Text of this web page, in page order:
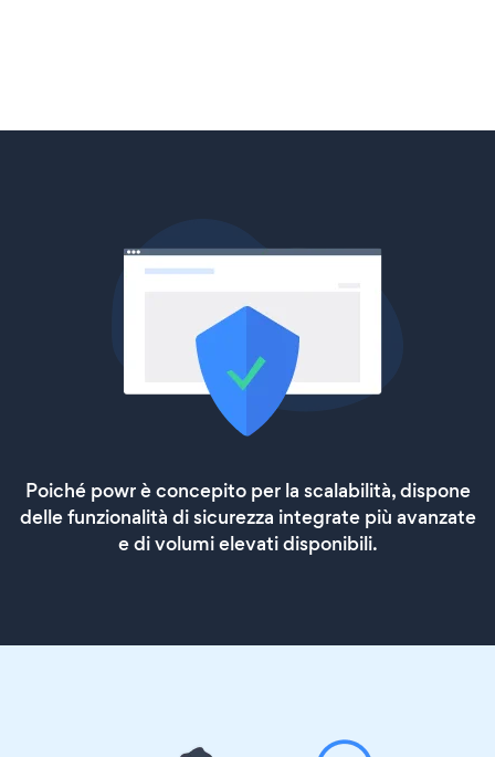
Poiché powr è concepito per la scalabilità, dispone
delle funzionalità di sicurezza integrate più avanzate
e di volumi elevati disponibili.